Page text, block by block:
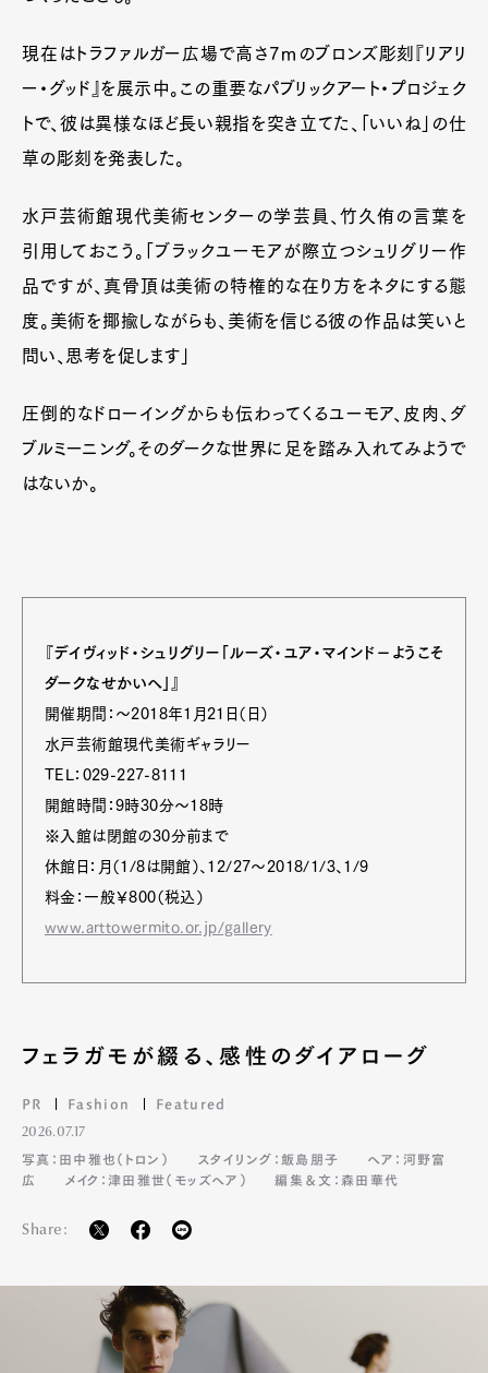
現在はトラファルガー広場で高さ7ⅿのブロンズ彫刻『リアリ
ー・グッド』を展示中。この重要なパブリックアート・プロジェク
トで、彼は異様なほど長い親指を突き立てた、「いいね」の仕
草の彫刻を発表した。
水戸芸術館現代美術センターの学芸員、竹久侑の言葉を
引用しておこう。「ブラックユーモアが際立つシュリグリー作
品ですが、真骨頂は美術の特権的な在り方をネタにする態
度。美術を揶揄しながらも、美術を信じる彼の作品は笑いと
問い、思考を促します」
圧倒的なドローイングからも伝わってくるユーモア、皮肉、ダ
ブルミーニング。そのダークな世界に足を踏み入れてみようで
はないか。
『デイヴィッド・シュリグリー「ルーズ・ユア・マインド－ようこそ
ダークなせかいへ」』
開催期間：～2018年1月21日（日）
水戸芸術館現代美術ギャラリー
TEL：029-227-8111
開館時間：9時30分～18時
※入館は閉館の30分前まで
休館日：月（1/8は開館）、12/27～2018/1/3、1/9
料金：一般￥800（税込）
www.arttowermito.or.jp/gallery
フェラガモが綴る、感性のダイアローグ
PR Fashion Featured
2026.07.17
写真：田中雅也（トロン）
スタイリング：飯島朋子
ヘア：河野富
広
メイク：津田雅世（モッズヘア） 編集＆文：森田華代
Share: